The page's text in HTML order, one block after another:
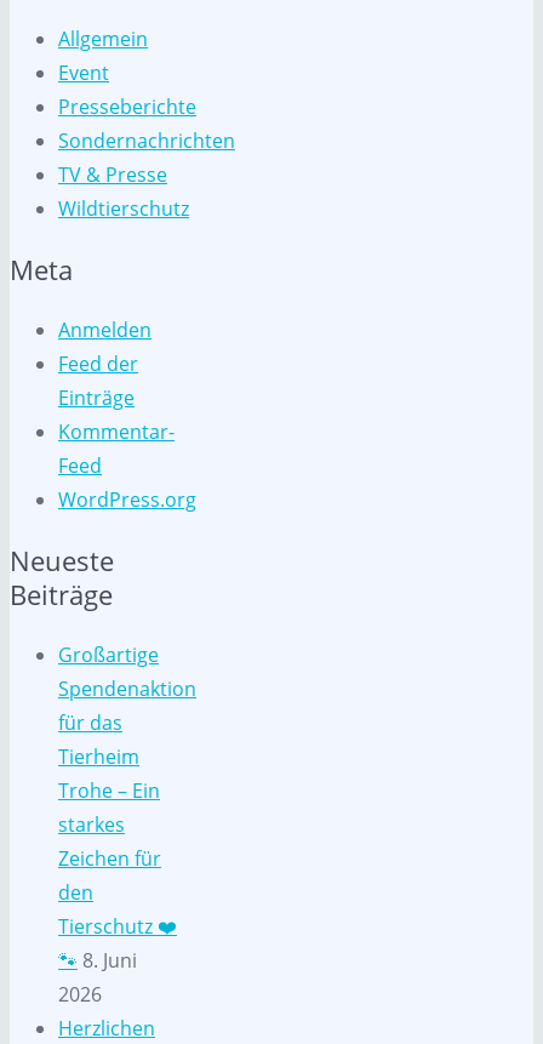
Allgemein
Event
Presseberichte
Sondernachrichten
TV & Presse
Wildtierschutz
Meta
Anmelden
Feed der
Einträge
Kommentar-
Feed
WordPress.org
Neueste
Beiträge
Großartige
Spendenaktion
für das
Tierheim
Trohe – Ein
starkes
Zeichen für
den
Tierschutz ❤️
🐾 8. Juni
2026
Herzlichen